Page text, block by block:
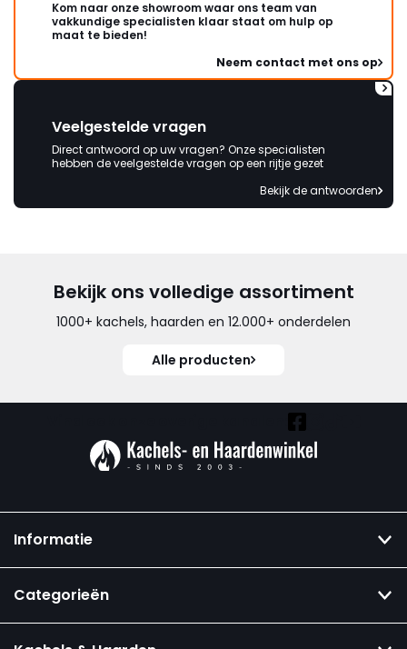
Kom naar onze showroom waar ons team van
vakkundige specialisten klaar staat om hulp op
maat te bieden!
Neem contact met ons op
Veelgestelde vragen
Direct antwoord op uw vragen? Onze specialisten
hebben de veelgestelde vragen op een rijtje gezet
Bekijk de antwoorden
Bekijk ons volledige assortiment
1000+ kachels, haarden en 12.000+ onderdelen
Alle producten
Informatie
Categorieën